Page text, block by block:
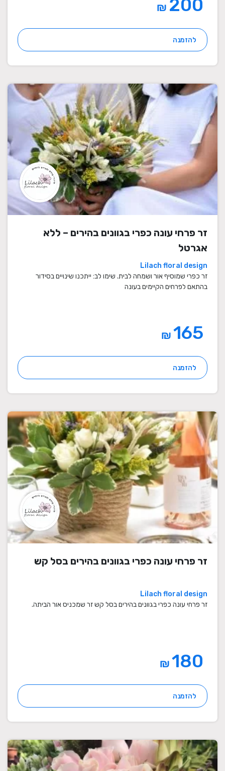
₪
להזמנה
זר פרחי עונה כפרי בגוונים בהירים – ללא
אגרטל
Lilach floral design
זר כפרי שמוסיף אור ושמחה לבית. שימו לב: ייתכנו שינויים בסידור
בהתאם לפרחים הקיימים בעונה
₪
להזמנה
זר פרחי עונה כפרי בגוונים בהירים בסל קש
Lilach floral design
זר פרחי עונה כפרי בגוונים בהירים בסל קש זר שמכניס אור הביתה.
₪
להזמנה